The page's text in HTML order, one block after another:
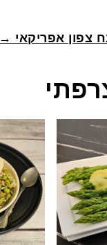
צפון אפריקאי →